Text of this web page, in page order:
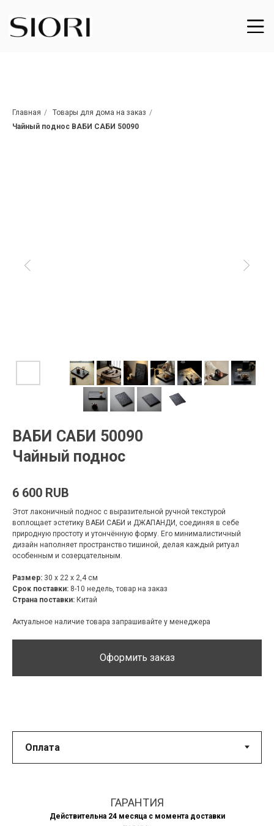
Главная / Товары для дома на заказ /
Чайный поднос ВАБИ САБИ 50090
ВАБИ САБИ 50090
Чайный поднос
6 600 RUB
Этот лаконичный поднос с выразительной ручной текстурой
воплощает эстетику ВАБИ САБИ и ДЖАПАНДИ, соединяя в себе
природную простоту и утончённую форму. Его минималистичный
дизайн наполняет пространство тишиной, делая каждый ритуал
особенным и созерцательным.
Размер: 30 х 22 х 2,4 см
Срок поставки: 8-10 недель, товар на заказ
Страна поставки: Китай
Актуальное наличие товара запрашивайте у менеджера
Оформить заказ
ГАРАНТИЯ
Действительна 24 месяца с момента доставки